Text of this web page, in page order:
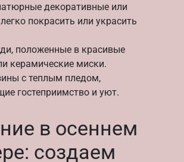
декоративные или
покрасить или украсить
положенные в красивые
керамические миски.
с теплым пледом,
гостеприимство и уют.
в осеннем
создаем